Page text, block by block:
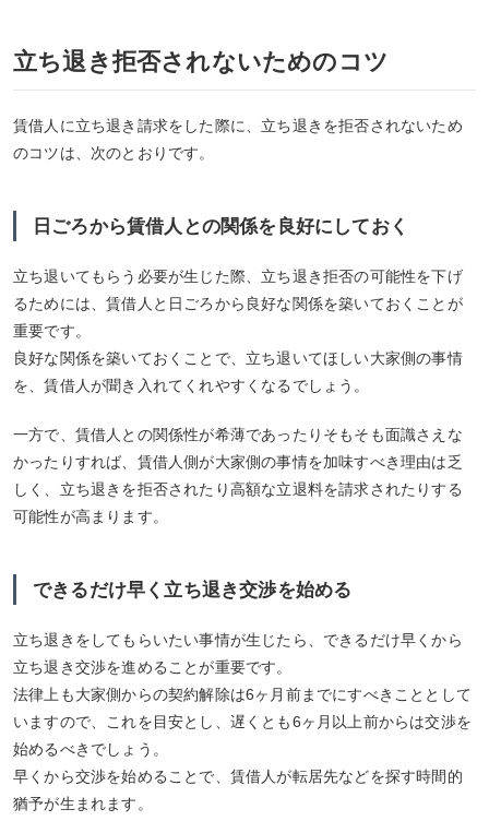
立ち退き拒否されないためのコツ
賃借人に立ち退き請求をした際に、立ち退きを拒否されないため
のコツは、次のとおりです。
日ごろから賃借人との関係を良好にしておく
立ち退いてもらう必要が生じた際、立ち退き拒否の可能性を下げ
るためには、賃借人と日ごろから良好な関係を築いておくことが
重要です。
良好な関係を築いておくことで、立ち退いてほしい大家側の事情
を、賃借人が聞き入れてくれやすくなるでしょう。
一方で、賃借人との関係性が希薄であったりそもそも面識さえな
かったりすれば、賃借人側が大家側の事情を加味すべき理由は乏
しく、立ち退きを拒否されたり高額な立退料を請求されたりする
可能性が高まります。
できるだけ早く立ち退き交渉を始める
立ち退きをしてもらいたい事情が生じたら、できるだけ早くから
立ち退き交渉を進めることが重要です。
法律上も大家側からの契約解除は6ヶ月前までにすべきこととして
いますので、これを目安とし、遅くとも6ヶ月以上前からは交渉を
始めるべきでしょう。
早くから交渉を始めることで、賃借人が転居先などを探す時間的
猶予が生まれます。